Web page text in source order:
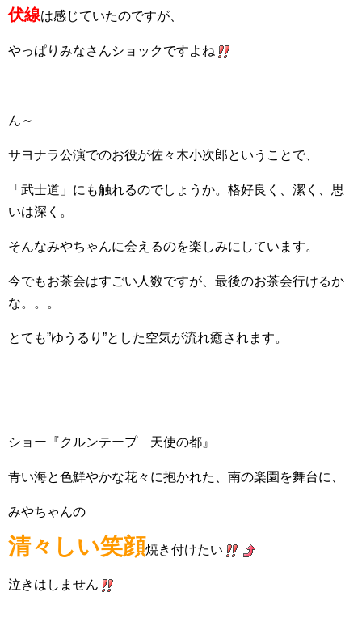
伏線は感じていたのですが、
やっぱりみなさんショックですよね
ん～
サヨナラ公演でのお役が佐々木小次郎ということで、
「武士道」にも触れるのでしょうか。格好良く、潔く、思
いは深く。
そんなみやちゃんに会えるのを楽しみにしています。
今でもお茶会はすごい人数ですが、最後のお茶会行けるか
な。。。
とても”ゆうるり”とした空気が流れ癒されます。
ショー『クルンテープ 天使の都』
青い海と色鮮やかな花々に抱かれた、南の楽園を舞台に、
みやちゃんの
清々しい笑顔焼き付けたい
泣きはしません